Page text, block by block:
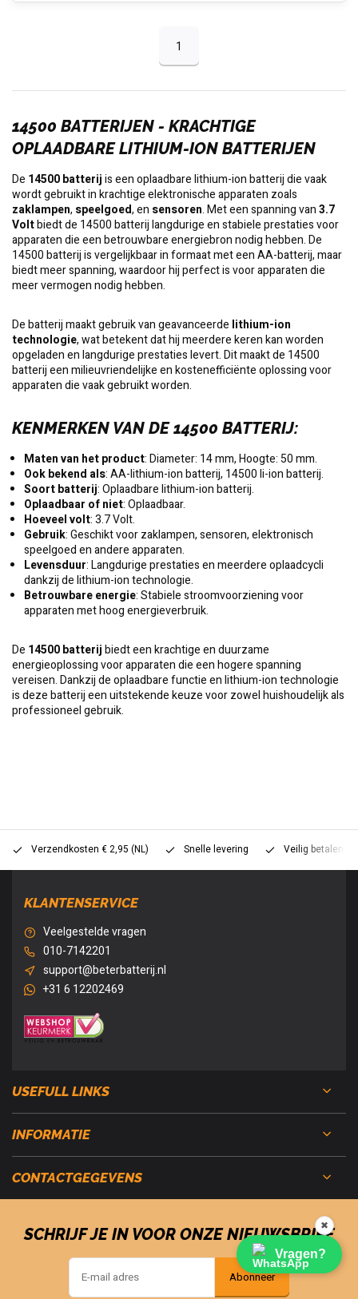
1
14500 BATTERIJEN - KRACHTIGE
OPLAADBARE LITHIUM-ION BATTERIJEN
De 14500 batterijis een oplaadbare lithium-ion batterij die vaak
wordt gebruikt in krachtige elektronische apparaten zoals
zaklampen, speelgoed, en sensoren. Met een spanning van3.7
Voltbiedt de 14500 batterij langdurige en stabiele prestaties voor
apparaten die een betrouwbare energiebron nodig hebben. De
14500 batterij is vergelijkbaar in formaat met een AA-batterij, maar
biedt meer spanning, waardoor hij perfect is voor apparaten die
meer vermogen nodig hebben.
De batterij maakt gebruik van geavanceerde lithium-ion
technologie, wat betekent dat hij meerdere keren kan worden
opgeladen en langdurige prestaties levert. Dit maakt de 14500
batterij een milieuvriendelijke en kostenefficiënte oplossing voor
apparaten die vaak gebruikt worden.
KENMERKEN VAN DE 14500 BATTERIJ:
Maten van het product: Diameter: 14 mm, Hoogte: 50 mm.
Ook bekend als: AA-lithium-ion batterij, 14500 li-ion batterij.
Soort batterij: Oplaadbare lithium-ion batterij.
Oplaadbaar of niet: Oplaadbaar.
Hoeveel volt: 3.7 Volt.
Gebruik: Geschikt voor zaklampen, sensoren, elektronisch
speelgoed en andere apparaten.
Levensduur: Langdurige prestaties en meerdere oplaadcycli
dankzij de lithium-ion technologie.
Betrouwbare energie: Stabiele stroomvoorziening voor
apparaten met hoog energieverbruik.
De 14500 batterijbiedt een krachtige en duurzame
energieoplossing voor apparaten die een hogere spanning
vereisen. Dankzij de oplaadbare functie en lithium-ion technologie
is deze batterij een uitstekende keuze voor zowel huishoudelijk als
professioneel gebruik.
Verzendkosten € 2,95 (NL) Snelle levering Veilig betalen
KLANTENSERVICE
Veelgestelde vragen
010-7142201
support@beterbatterij.nl
+31 6 12202469
USEFULL LINKS
INFORMATIE
CONTACTGEGEVENS
SCHRIJF JE IN VOOR ONZE NIEUWSBRIEF
Abonneer
✖
Vragen?